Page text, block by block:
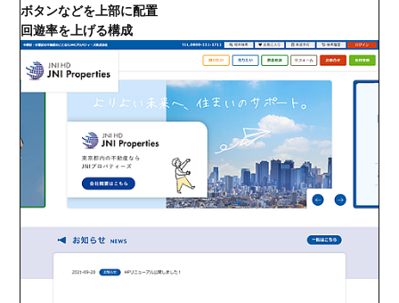
ボタンなどを上部に配置
回遊率を上げる構成